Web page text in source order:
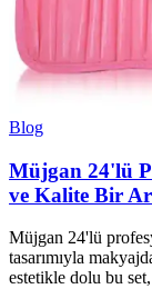
Blog
Müjgan 24'lü
ve Kalite Bir
Müjgan 24'lü
tasarımıyla
estetikle dolu bu